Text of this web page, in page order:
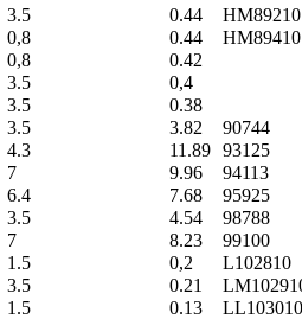
3.5 0.44
HM89210
0,8 0.44
HM89410
0,8
0.42
3.5
0,4
3.5
0.38
3.5 3.82
90744
4.3 11.89 93125
7 9.96
94113
6.4 7.68
95925
3.5 4.54
98788
7 8.23
99100
1.5 0,2
L102810
3.5 0.21
1.5 0.13
LL103010